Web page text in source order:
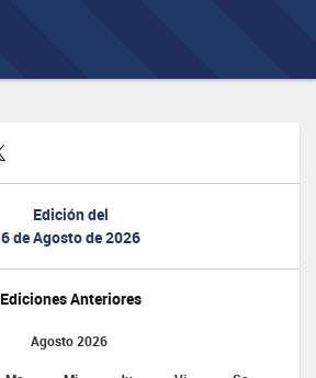
Edición del
6 de Agosto de 2026
Ediciones Anteriores
Agosto 2026